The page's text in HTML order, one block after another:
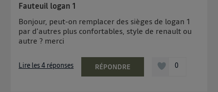
Fauteuil logan 1
Bonjour, peut-on remplacer des sièges de logan 1
par d'autres plus confortables, style de renault ou
autre ? merci
Lire les 4 réponses RÉPONDRE 0